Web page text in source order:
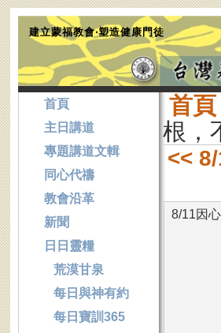
建立蒙福教會‧塑造健康門徒
首頁
根，
<<
8/11因
首頁
主日講道
專題講道文輯
同心代禱
教會沿革
新聞
日日靈糧
荒漠甘泉
每日與神有約
每日寶訓365